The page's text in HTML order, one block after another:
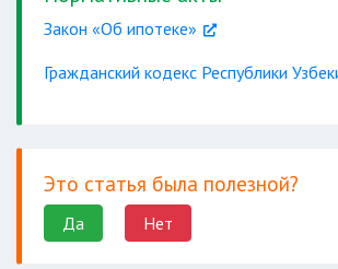
Закон «Об ипотеке»
Гражданский кодекс Республики
Это статья была полезной?
Да Нет